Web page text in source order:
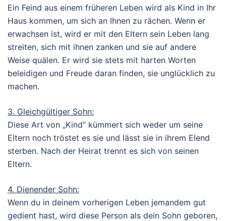
Ein Feind aus einem früheren Leben wird als Kind in Ihr
Haus kommen, um sich an Ihnen zu rächen. Wenn er
erwachsen ist, wird er mit den Eltern sein Leben lang
streiten, sich mit ihnen zanken und sie auf andere
Weise quälen. Er wird sie stets mit harten Worten
beleidigen und Freude daran finden, sie unglücklich zu
machen.
3. Gleichgültiger Sohn:
Diese Art von „Kind“ kümmert sich weder um seine
Eltern noch tröstet es sie und lässt sie in ihrem Elend
sterben. Nach der Heirat trennt es sich von seinen
Eltern.
4. Dienender Sohn:
Wenn du in deinem vorherigen Leben jemandem gut
gedient hast, wird diese Person als dein Sohn geboren,